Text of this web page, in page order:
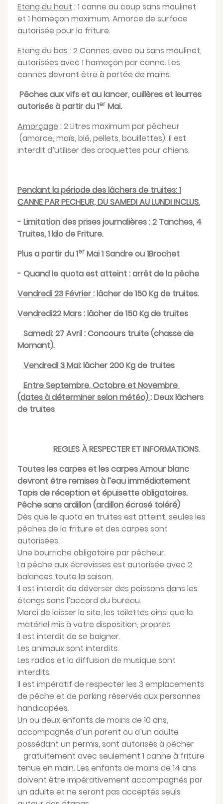
Etang du haut : 1 canne au coup sans moulinet
et 1 hameçon maximum. Amorce de surface
autorisée pour la friture.
Etang du bas : 2 Cannes, avec ou sans moulinet,
autorisées avec 1 hameçon par canne. Les
cannes devront être à portée de mains.
Pêches aux vifs et au lancer, cuillères et leurres
autorisés à partir du 1er Mai.
Amorçage : 2 Litres maximum par pêcheur
(amorce, maïs, blé, pellets, bouillettes). Il est
interdit d’utiliser des croquettes pour chiens.
Pendant la période des lâchers de truites: 1
CANNE PAR PECHEUR, DU SAMEDI AU LUNDI INCLUS.
- Limitation des prises journalières : 2 Tanches, 4
Truites, 1 kilo de Friture.
Plus a partir du 1er Mai 1 Sandre ou 1Brochet
- Quand le quota est atteint : arrêt de la pêche
Vendredi 23 Février: lâcher de 150 Kg de truites.
Vendredi22 Mars: lâcher de 150 Kg de truites
Samedi: 27 Avril :Concours truite (chasse de
Mornant).
Vendredi 3 Mai: lâcher 200 Kg de truites
EntreSeptembre, Octobre et Novembre
(dates à déterminer selon météo): Deux lâchers
de truites
REGLES À RESPECTER ET INFORMATIONS.
Toutes les carpes et les carpes Amour blanc
devront être remises à l’eau immédiatement
Tapis de réception et épuisette obligatoires.
Pêche sans ardillon (ardillon écrasé toléré)
Dès que le quota en truites est atteint, seules les
pêches de la friture et des carpes sont
autorisées.
Une bourriche obligatoire par pêcheur.
La pêche aux écrevisses est autorisée avec 2
balances toute la saison.
Il est interdit de déverser des poissons dans les
étangs sans l’accord du bureau.
Merci de laisser le site, les toilettes ainsi que le
matériel mis à votre disposition, propres.
Il est interdit de se baigner.
Les animaux sont interdits.
Les radios et la diffusion de musique sont
interdits.
Il est impératif de respecter les 3 emplacements
de pêche et de parking réservés aux personnes
handicapées.
Un ou deux enfants de moins de 10 ans,
accompagnés d’un parent ou d’un adulte
possédant un permis, sont autorisés à pêcher
gratuitement avec seulement 1 canne à friture
tenue en main. Les enfants de moins de 14 ans
doivent être impérativement accompagnés par
un adulte et ne seront pas acceptés seuls